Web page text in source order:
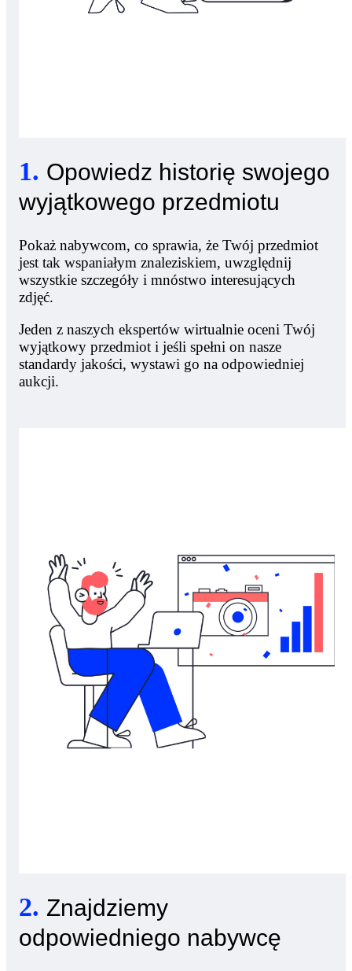
1. Opowiedz historię swojego
wyjątkowego przedmiotu
Pokaż nabywcom, co sprawia, że Twój przedmiot
jest tak wspaniałym znaleziskiem, uwzględnij
wszystkie szczegóły i mnóstwo interesujących
zdjęć.
Jeden z naszych ekspertów wirtualnie oceni Twój
wyjątkowy przedmiot i jeśli spełni on nasze
standardy jakości, wystawi go na odpowiedniej
aukcji.
2. Znajdziemy
odpowiedniego nabywcę